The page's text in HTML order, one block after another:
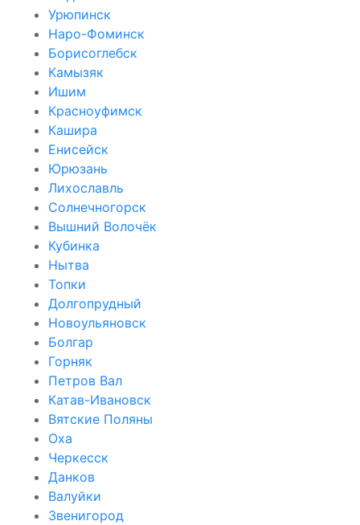
Урюпинск
Наро-Фоминск
Борисоглебск
Камызяк
Ишим
Красноуфимск
Кашира
Енисейск
Юрюзань
Лихославль
Солнечногорск
Вышний Волочёк
Кубинка
Нытва
Топки
Долгопрудный
Новоульяновск
Болгар
Горняк
Петров Вал
Катав-Ивановск
Вятские Поляны
Оха
Черкесск
Данков
Валуйки
Звенигород